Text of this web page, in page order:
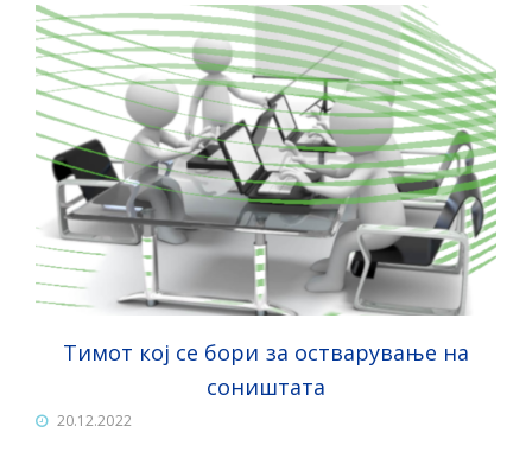
Тимот кој се бори за остварување на
соништата
20.12.2022